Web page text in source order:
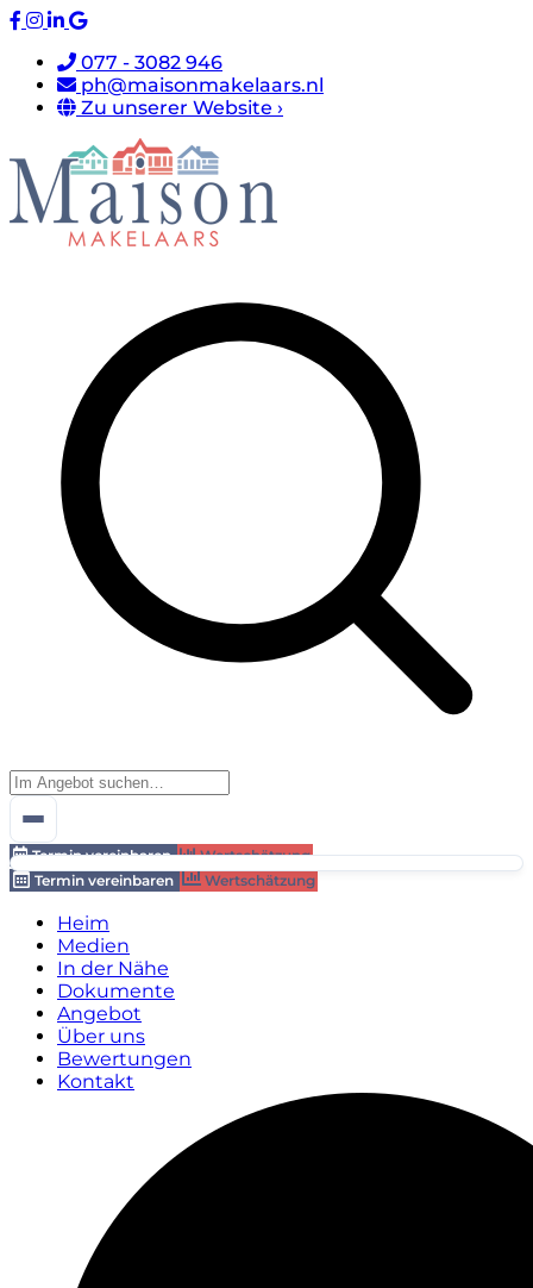
077 - 3082 946
ph@maisonmakelaars.nl
Zu unserer Website ›
Termin vereinbaren
Wertschätzung
Termin vereinbaren
Wertschätzung
Heim
Medien
In der Nähe
Dokumente
Angebot
Über uns
Bewertungen
Kontakt